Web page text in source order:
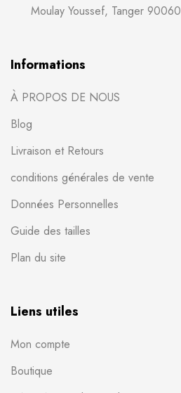
Moulay Youssef, Tanger 90060
Informations
À PROPOS DE NOUS
Blog
Livraison et Retours
conditions générales de vente
Données Personnelles
Guide des tailles
Plan du site
Liens utiles
Mon compte
Boutique